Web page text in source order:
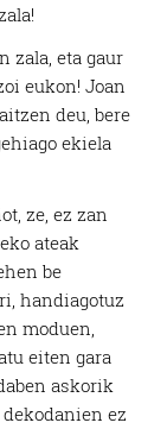
zala, eta gaur
eukon! Joan
deu, bere
ekiela
ze, ez zan
ateak
be
handiagotuz
moduen,
eiten gara
askorik
ez